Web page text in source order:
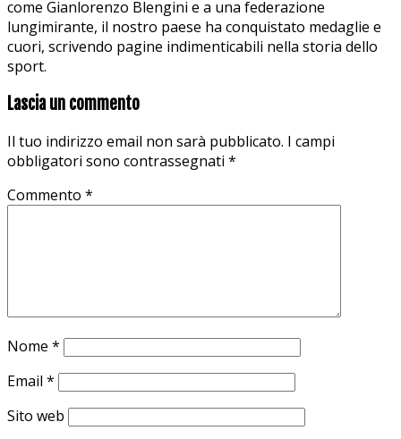
come Gianlorenzo Blengini e a una federazione
lungimirante, il nostro paese ha conquistato medaglie e
cuori, scrivendo pagine indimenticabili nella storia dello
sport.
Lascia un commento
Il tuo indirizzo email non sarà pubblicato. I campi
obbligatori sono contrassegnati *
Commento *
Nome *
Email *
Sito web